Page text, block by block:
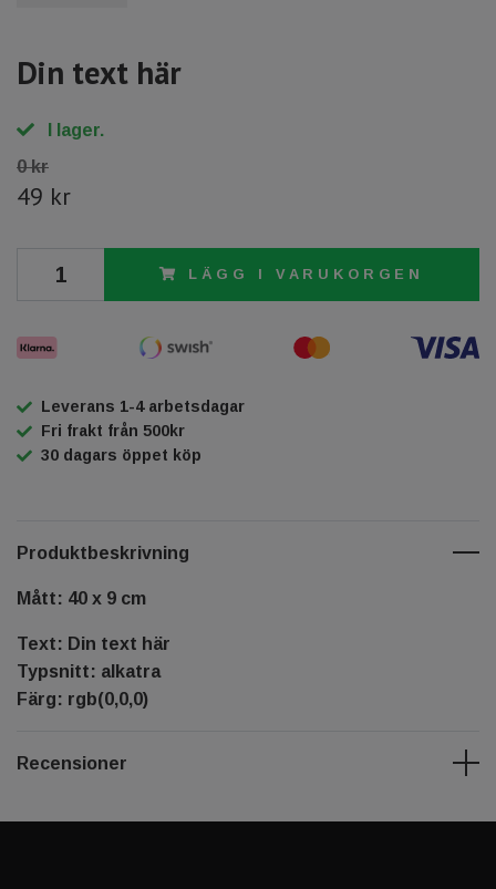
Din text här
I lager.
0 kr
49 kr
LÄGG I VARUKORGEN
Leverans 1-4 arbetsdagar
Fri frakt från 500kr
30 dagars öppet köp
Produktbeskrivning
Mått: 40 x 9 cm
Text: Din text här
Typsnitt: alkatra
Färg: rgb(0,0,0)
Recensioner